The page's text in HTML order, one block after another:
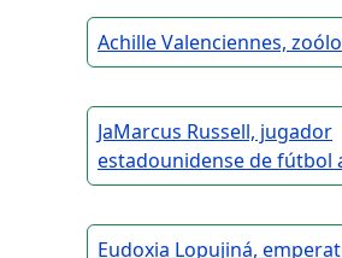
Achille Valenciennes,
JaMarcus Russell, jugador
estadounidense de fútbol
Eudoxia Lopujiná,